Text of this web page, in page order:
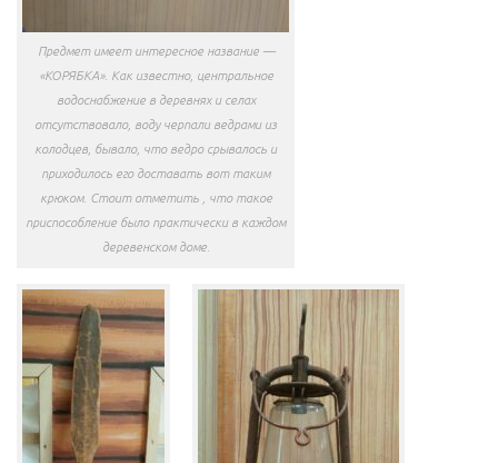
Предмет имеет интересное название —
«КОРЯБКА». Как известно, центральное
водоснабжение в деревнях и селах
отсутствовало, воду черпали ведрами из
колодцев, бывало, что ведро срывалось и
приходилось его доставать вот таким
крюком. Стоит отметить , что такое
приспособление было практически в каждом
деревенском доме.